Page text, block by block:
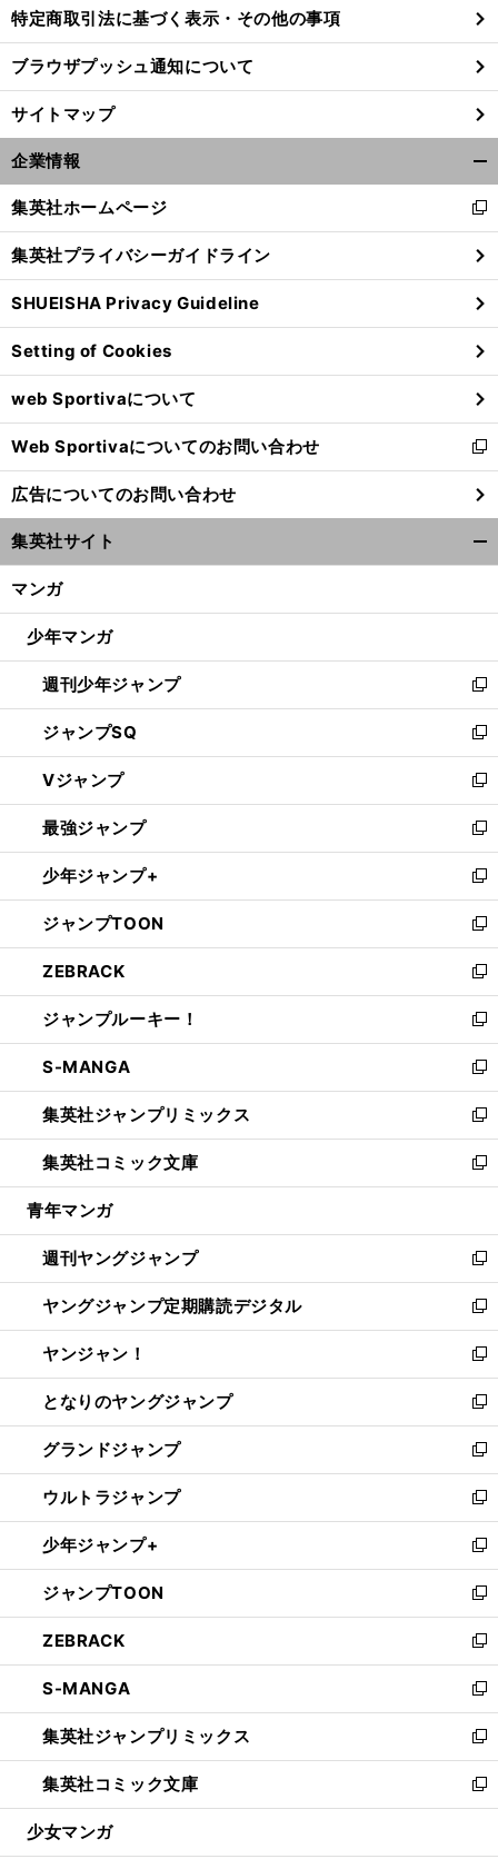
前
特定商取引法に基づく表示・その他の事項
ブラウザプッシュ通知について
サイトマップ
企業情報
閉
る
集英社ホームページ
新
し
い
ウ
ィ
ン
ド
ウ
で
開
く
集英社プライバシーガイドライン
SHUEISHA Privacy Guideline
Setting of Cookies
web Sportivaについて
Web Sportivaについてのお問い合わせ
新
し
い
ウ
ィ
ン
ウ
開
く
広告についてのお問い合わせ
集英社サイト
マンガ
少年マンガ
週刊少年ジャンプ
新
し
い
ウ
ィ
ン
ド
ウ
で
開
く
ジャンプSQ
新
し
い
ウ
ィ
ン
ド
ウ
で
開
く
Vジャンプ
新
し
い
ウ
ィ
ン
ド
ウ
で
開
く
最強ジャンプ
新
し
い
ウ
ィ
ン
ド
ウ
で
開
く
少年ジャンプ+
新
し
い
ウ
ィ
ン
ド
ウ
で
開
く
ジャンプTOON
新
し
い
ウ
ィ
ン
ド
ウ
で
開
く
ZEBRACK
新
し
い
ウ
ィ
ン
ド
ウ
で
開
ジャンプルーキー！
新
し
い
ウ
ィ
ン
ド
ウ
開
く
S-MANGA
新
し
い
ウ
ィ
ン
ウ
で
開
く
集英社ジャンプリミックス
新
し
い
ウ
ン
ド
ウ
で
開
く
集英社コミック文庫
新
し
ウ
ィ
ン
ド
ウ
で
開
く
青年マンガ
週刊ヤングジャンプ
新
し
い
ウ
ィ
ン
ド
ウ
で
開
く
ヤングジャンプ定期購読デジタル
新
し
い
ウ
ィ
ン
ド
ウ
で
開
く
ヤンジャン！
新
し
い
ウ
ィ
ン
ド
ウ
で
開
く
となりのヤングジャンプ
新
し
い
ウ
ィ
ン
ド
ウ
で
開
く
グランドジャンプ
新
し
い
ウ
ィ
ン
ド
ウ
で
開
く
ウルトラジャンプ
新
し
い
ウ
ィ
ン
ド
ウ
で
開
く
少年ジャンプ+
新
し
い
ウ
ィ
ン
ド
ウ
で
開
く
ジャンプTOON
新
し
い
ウ
ィ
ン
ド
ウ
で
開
ZEBRACK
新
し
い
ウ
ィ
ン
ド
ウ
S-MANGA
新
し
い
ウ
ィ
ン
集英社ジャンプリミックス
新
し
い
ウ
集英社コミック文庫
新
し
少女マンガ